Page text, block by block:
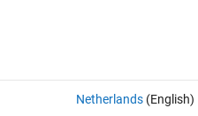
In MATLAB Online öffnen
Netherlands(English)